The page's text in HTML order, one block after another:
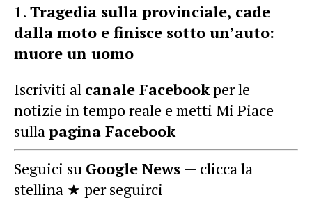
Tragedia sulla provinciale, cade
dalla moto e finisce sotto un’auto:
muore un uomo
Iscriviti al canale Facebookper le
notizie in tempo reale e metti Mi Piace
sullapagina Facebook
Seguici su Google News — clicca la
stellina ★ per seguirci